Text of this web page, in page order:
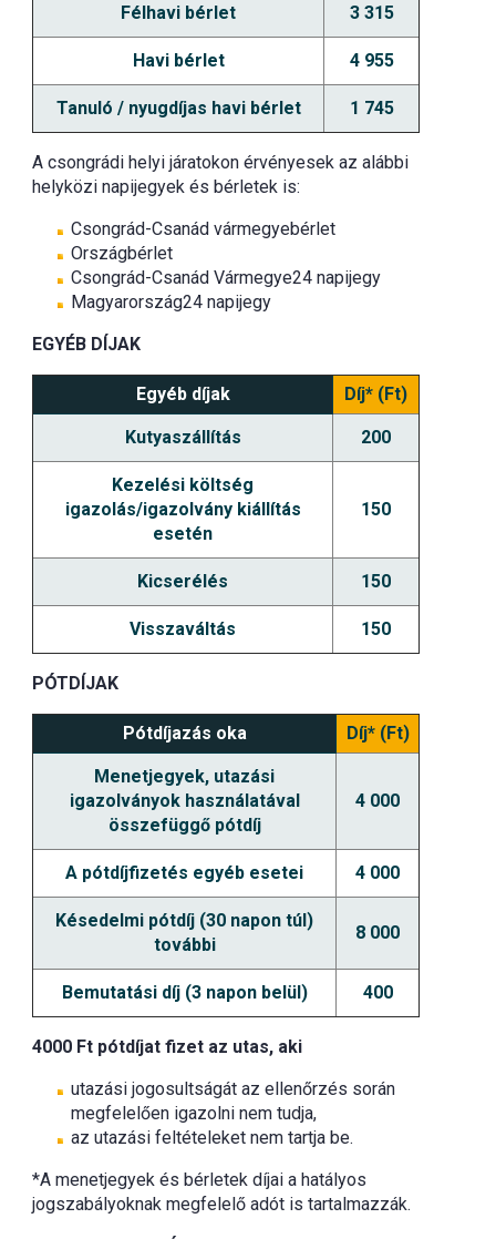
Félhavi bérlet 3 315
Havi bérlet 4 955
Tanuló / nyugdíjas havi bérlet 1 745
A csongrádi helyi járatokon érvényesek az alábbi
helyközi napijegyek és bérletek is:
Csongrád-Csanád vármegyebérlet
Országbérlet
Csongrád-Csanád Vármegye24 napijegy
Magyarország24 napijegy
EGYÉB DÍJAK
Egyéb díjak Díj* (Ft)
Kutyaszállítás 200
Kezelési költség
igazolás/igazolvány kiállítás
esetén
150
Kicserélés 150
Visszaváltás 150
PÓTDÍJAK
Pótdíjazás oka Díj* (Ft)
Menetjegyek, utazási
igazolványok használatával
összefüggő pótdíj
4 000
A pótdíjfizetés egyéb esetei 4 000
Késedelmi pótdíj (30 napon túl)
további
8 000
Bemutatási díj (3 napon belül) 400
4000 Ft pótdíjat fizet az utas, aki
utazási jogosultságát az ellenőrzés során
megfelelően igazolni nem tudja,
az utazási feltételeket nem tartja be.
*A menetjegyek és bérletek díjai a hatályos
jogszabályoknak megfelelő adót is tartalmazzák.